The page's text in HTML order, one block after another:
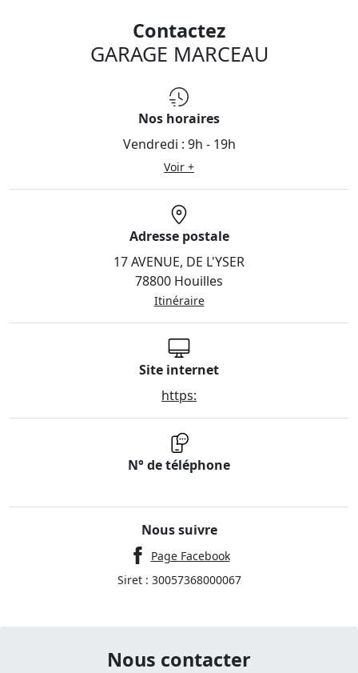
Contactez
GARAGE MARCEAU
Nos horaires
Vendredi : 9h - 19h
Voir +
Adresse postale
17 AVENUE, DE L'YSER
78800 Houilles
Itinéraire
Site internet
https:
N° de téléphone
Nous suivre
Page Facebook
Siret : 30057368000067
Nous contacter